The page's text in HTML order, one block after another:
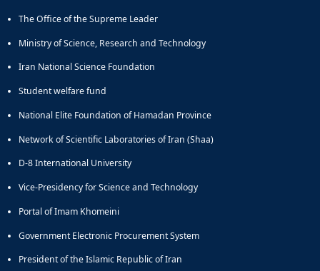
The Office of the Supreme Leader
Ministry of Science, Research and Technology
Iran National Science Foundation
Student welfare fund
National Elite Foundation of Hamadan Province
Network of Scientific Laboratories of Iran (Shaa)
D-8 International University
Vice-Presidency for Science and Technology
Portal of Imam Khomeini
Government Electronic Procurement System
President of the Islamic Republic of Iran